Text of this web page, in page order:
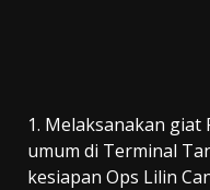
1. Melaksanakan giat
umum di Terminal
kesiapan Ops Lilin